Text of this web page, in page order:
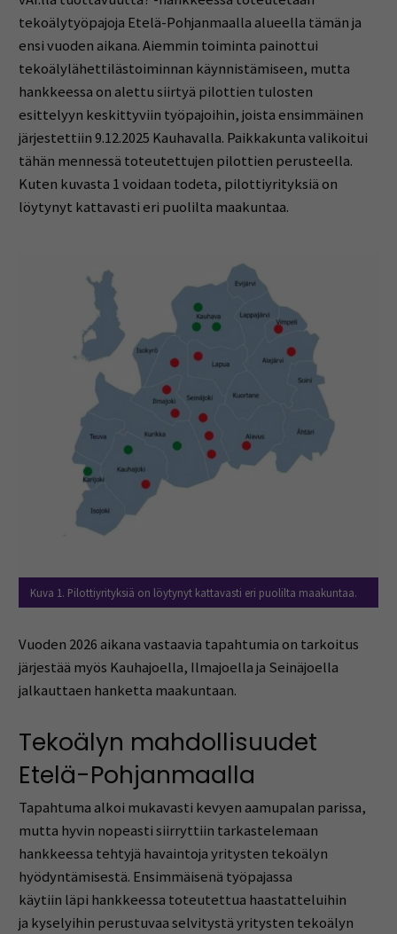
tekoälytyöpajoja Etelä-Pohjanmaalla alueella tämän ja
ensi vuoden aikana. Aiemmin toiminta painottui
tekoälylähettilästoiminnan käynnistämiseen, mutta
hankkeessa on alettu siirtyä pilottien tulosten
esittelyyn keskittyviin työpajoihin, joista ensimmäinen
järjestettiin 9.12.2025 Kauhavalla. Paikkakunta valikoitui
tähän mennessä toteutettujen pilottien perusteella.
Kuten kuvasta 1 voidaan todeta, pilottiyrityksiä on
löytynyt kattavasti eri puolilta maakuntaa.
Kuva 1. Pilottiyrityksiä on löytynyt kattavasti eri puolilta maakuntaa.
Vuoden 2026 aikana vastaavia tapahtumia on tarkoitus
järjestää myös Kauhajoella, Ilmajoella ja Seinäjoella
jalkauttaen hanketta maakuntaan.
Tekoälyn mahdollisuudet
Etelä-Pohjanmaalla
Tapahtuma alkoi mukavasti kevyen aamupalan parissa,
mutta hyvin nopeasti siirryttiin tarkastelemaan
hankkeessa tehtyjä havaintoja yritysten tekoälyn
hyödyntämisestä. Ensimmäisenä työpajassa
käytiin läpi hankkeessa toteutettua haastatteluihin
ja kyselyihin perustuvaa selvitystä yritysten tekoälyn